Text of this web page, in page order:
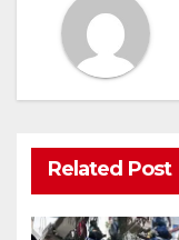
Related Post